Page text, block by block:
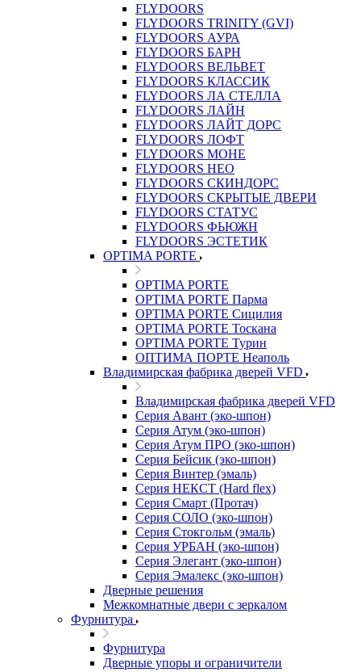
FLYDOORS
FLYDOORS TRINITY (GVI)
FLYDOORS АУРА
FLYDOORS БАРН
FLYDOORS ВЕЛЬВЕТ
FLYDOORS КЛАССИК
FLYDOORS ЛА СТЕЛЛА
FLYDOORS ЛАЙН
FLYDOORS ЛАЙТ ДОРС
FLYDOORS ЛОФТ
FLYDOORS МОНЕ
FLYDOORS НЕО
FLYDOORS СКИНДОРС
FLYDOORS СКРЫТЫЕ ДВЕРИ
FLYDOORS СТАТУС
FLYDOORS ФЬЮЖН
FLYDOORS ЭСТЕТИК
OPTIMA PORTE
OPTIMA PORTE
OPTIMA PORTE Парма
OPTIMA PORTE Сицилия
OPTIMA PORTE Тоскана
OPTIMA PORTE Турин
ОПТИМА ПОРТЕ Неаполь
Владимирская фабрика дверей VFD
Владимирская фабрика дверей VFD
Серия Авант (эко-шпон)
Серия Атум (эко-шпон)
Серия Атум ПРО (эко-шпон)
Серия Бейсик (эко-шпон)
Серия Винтер (эмаль)
Серия НЕКСТ (Hard flex)
Серия Смарт (Протач)
Серия СОЛО (эко-шпон)
Серия Стокгольм (эмаль)
Серия УРБАН (эко-шпон)
Серия Элегант (эко-шпон)
Серия Эмалекс (эко-шпон)
Дверные решения
Межкомнатные двери c зеркалом
Фурнитура
Фурнитура
Дверные упоры и ограничители